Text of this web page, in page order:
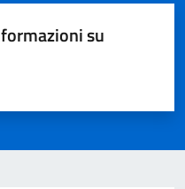
su